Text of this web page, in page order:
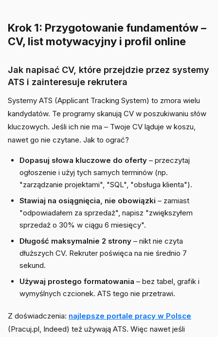
Krok 1: Przygotowanie fundamentów –
CV, list motywacyjny i profil online
Jak napisać CV, które przejdzie przez systemy
ATS i zainteresuje rekrutera
Systemy ATS (Applicant Tracking System) to zmora wielu
kandydatów. Te programy skanują CV w poszukiwaniu słów
kluczowych. Jeśli ich nie ma – Twoje CV ląduje w koszu,
nawet go nie czytane. Jak to ograć?
Dopasuj słowa kluczowe do oferty – przeczytaj
ogłoszenie i użyj tych samych terminów (np.
"zarządzanie projektami", "SQL", "obsługa klienta").
Stawiaj na osiągnięcia, nie obowiązki – zamiast
"odpowiadałem za sprzedaż", napisz "zwiększyłem
sprzedaż o 30% w ciągu 6 miesięcy".
Długość maksymalnie 2 strony – nikt nie czyta
dłuższych CV. Rekruter poświęca na nie średnio 7
sekund.
Używaj prostego formatowania – bez tabel, grafik i
wymyślnych czcionek. ATS tego nie przetrawi.
Z doświadczenia: najlepsze portale pracy w Polsce
(Pracuj.pl, Indeed) też używają ATS. Więc nawet jeśli